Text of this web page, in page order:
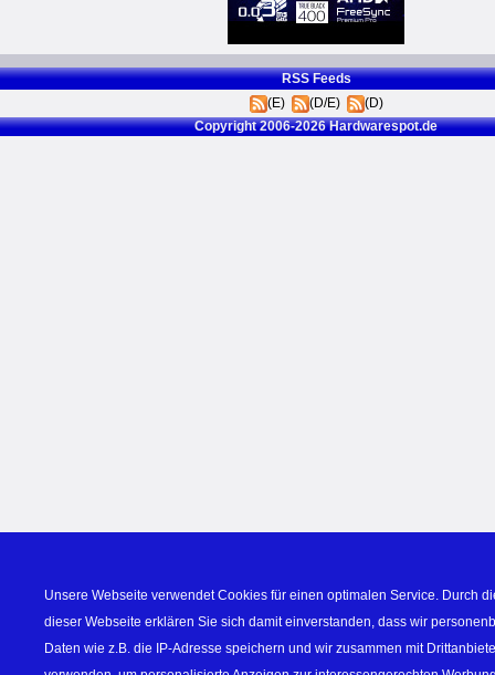
RSS Feeds
(E)
(D/E)
(D)
Copyright 2006-2026 Hardwarespot.de
Unsere Webseite verwendet Cookies für einen optimalen Service. Durch
dieser Webseite erklären Sie sich damit einverstanden, dass wir
Daten wie z.B. die IP-Adresse speichern und wir zusammen mit